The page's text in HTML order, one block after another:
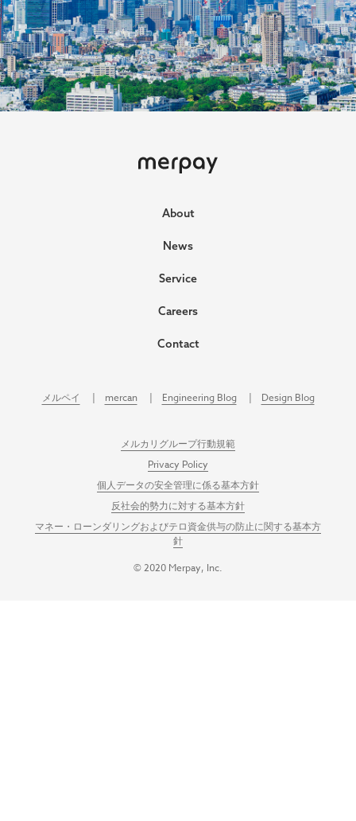
About
News
Service
Careers
Contact
メルペイ mercan Engineering Blog Design Blog
メルカリグループ行動規範
Privacy Policy
個人データの安全管理に係る基本方針
反社会的勢力に対する基本方針
マネー・ローンダリングおよびテロ資金供与の防止に関する基本方
針
© 2020 Merpay, Inc.